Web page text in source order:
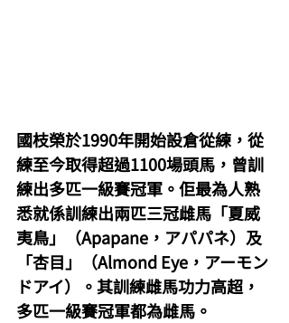
國枝榮於1990年開始設倉從練，從
練至今取得超過1100場頭馬，曾訓
練出多匹一級賽冠軍。佢最為人熟
悉就係訓練出兩匹三冠雌馬「夏威
夷鳥」（Apapane，アパパネ）及
「杏目」（Almond Eye，アーモン
ドアイ）。其訓練雌馬功力高超，
多匹一級賽冠軍都為雌馬。